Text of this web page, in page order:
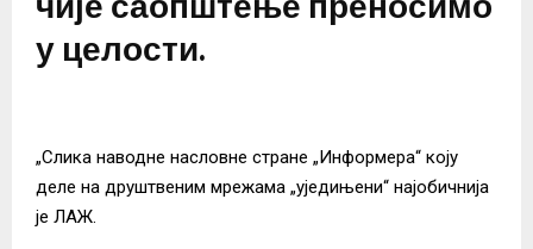
у целости.
„Слика наводне насловне стране „Информера“ коју
деле на друштвеним мрежама „уједињени“ најобичнија
је ЛАЖ.